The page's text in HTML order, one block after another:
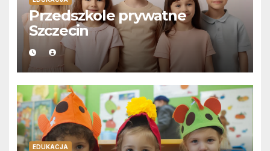
Przedszkole prywatne
Szczecin
EDUKACJA